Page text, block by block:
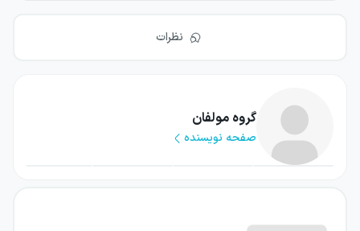
نظرات
گروه مولفان
صفحه نویسنده